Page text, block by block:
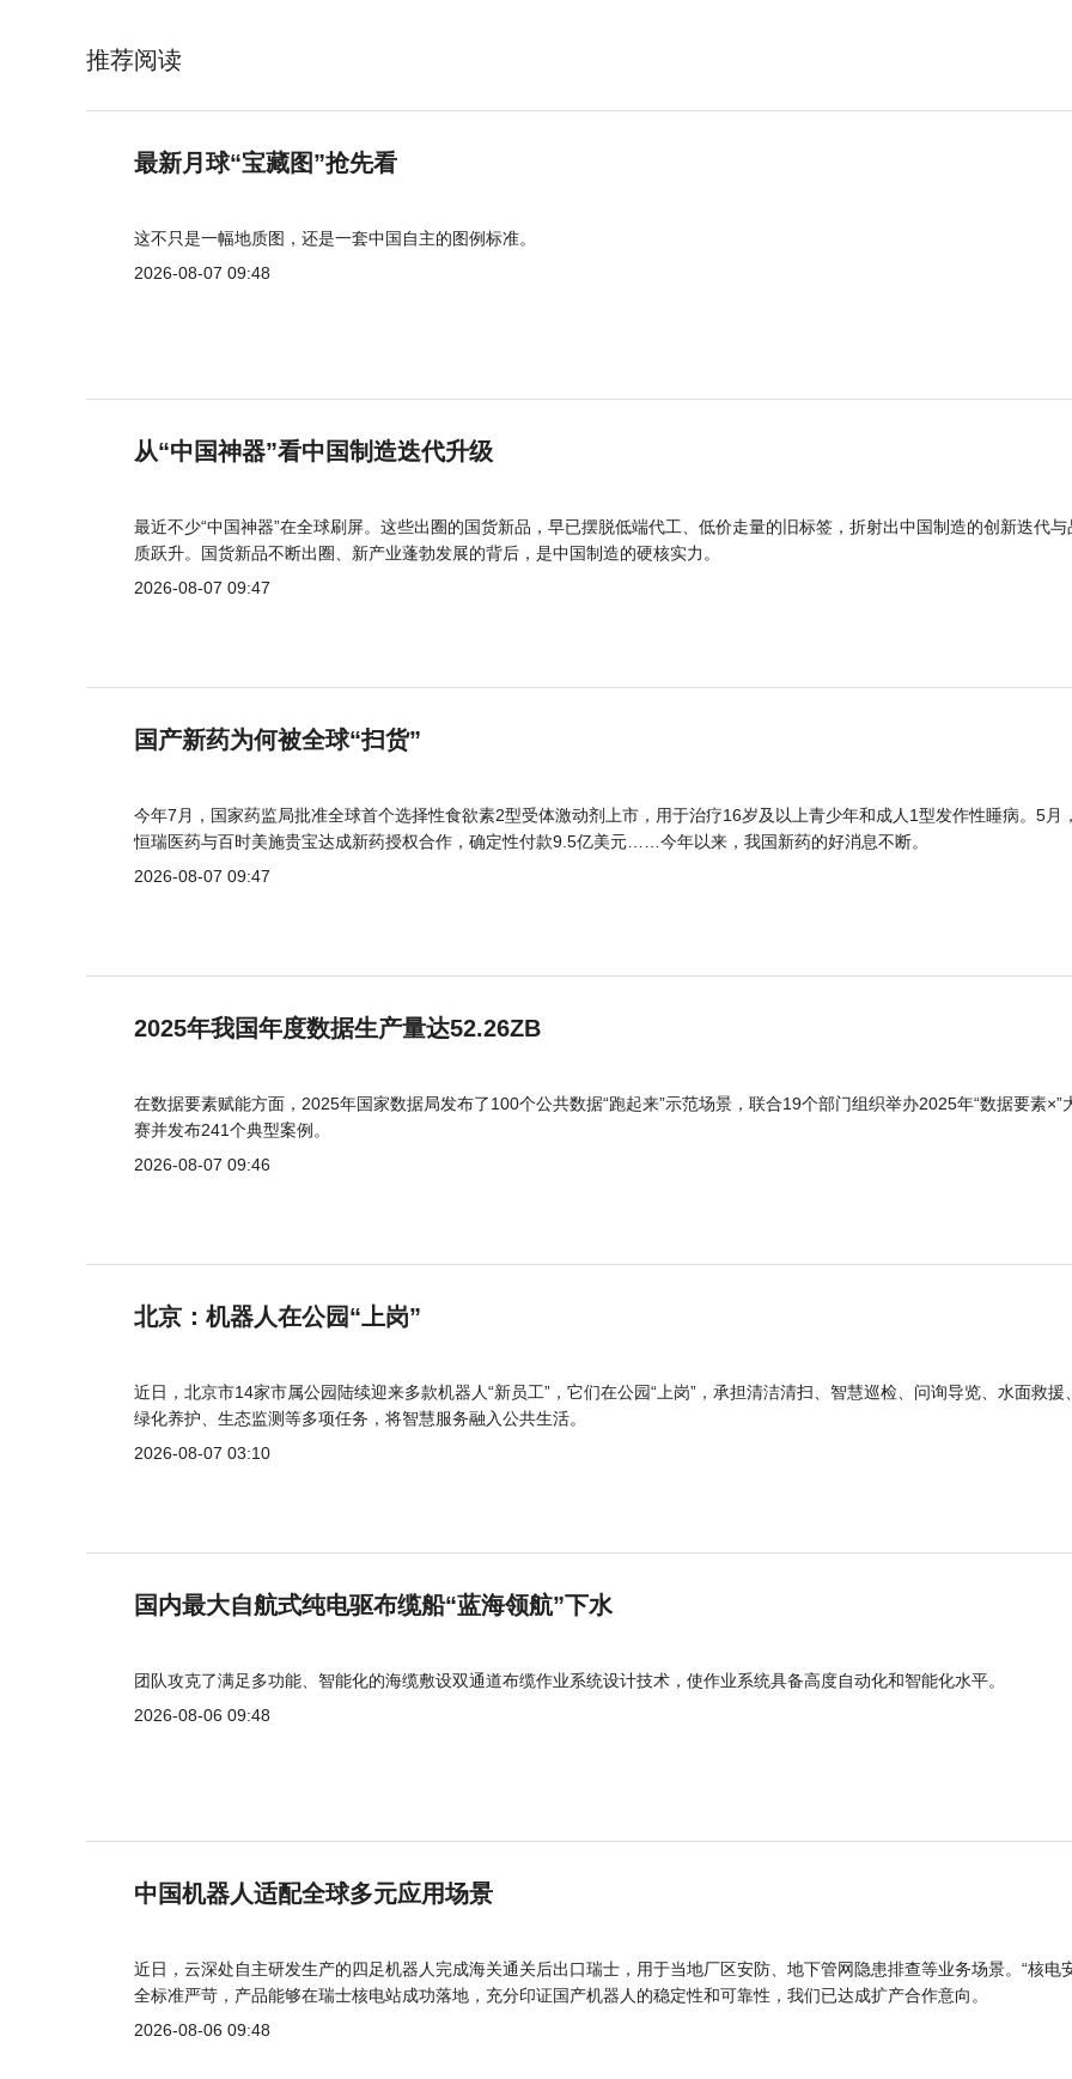
推荐阅读
最新月球“宝藏图”抢先看
这不只是一幅地质图，还是一套中国自主的图例标准。
2026-08-07 09:48
从“中国神器”看中国制造迭代升级
最近不少“中国神器”在全球刷屏。这些出圈的国货新品，早已摆脱低端代工、低价走量的旧标签，折射出中国制造的创新迭代与
质跃升。国货新品不断出圈、新产业蓬勃发展的背后，是中国制造的硬核实力。
2026-08-07 09:47
国产新药为何被全球“扫货”
今年7月，国家药监局批准全球首个选择性食欲素2型受体激动剂上市，用于治疗16岁及以上青少年和成人1型发作性睡病。5月
恒瑞医药与百时美施贵宝达成新药授权合作，确定性付款9.5亿美元……今年以来，我国新药的好消息不断。
2026-08-07 09:47
2025年我国年度数据生产量达52.26ZB
在数据要素赋能方面，2025年国家数据局发布了100个公共数据“跑起来”示范场景，联合19个部门组织举办2025年“数据要素×”
赛并发布241个典型案例。
2026-08-07 09:46
北京：机器人在公园“上岗”
近日，北京市14家市属公园陆续迎来多款机器人“新员工”，它们在公园“上岗”，承担清洁清扫、智慧巡检、问询导览、水面救援
绿化养护、生态监测等多项任务，将智慧服务融入公共生活。
2026-08-07 03:10
国内最大自航式纯电驱布缆船“蓝海领航”下水
团队攻克了满足多功能、智能化的海缆敷设双通道布缆作业系统设计技术，使作业系统具备高度自动化和智能化水平。
2026-08-06 09:48
中国机器人适配全球多元应用场景
近日，云深处自主研发生产的四足机器人完成海关通关后出口瑞士，用于当地厂区安防、地下管网隐患排查等业务场景。“核电
全标准严苛，产品能够在瑞士核电站成功落地，充分印证国产机器人的稳定性和可靠性，我们已达成扩产合作意向。
2026-08-06 09:48